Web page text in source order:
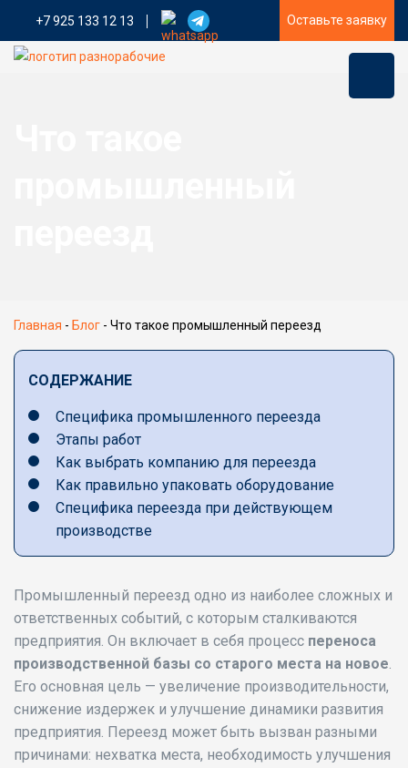
+7 925 133 12 13 Оставьте заявку
Главная - Блог - Что такое промышленный переезд
СОДЕРЖАНИЕ
Специфика промышленного переезда
Этапы работ
Как выбрать компанию для переезда
Как правильно упаковать оборудование
Специфика переезда при действующем
производстве
Промышленный переезд одно из наиболее сложных и
ответственных событий, с которым сталкиваются
предприятия. Он включает в себя процесс переноса
производственной базы со старого места на новое.
Его основная цель — увеличение производительности,
снижение издержек и улучшение динамики развития
предприятия. Переезд может быть вызван разными
причинами: нехватка места, необходимость улучшения